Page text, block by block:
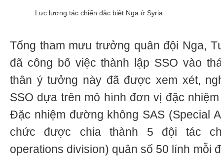
Lực lượng tác chiến đặc biệt Nga ở Syria
Tổng tham mưu trưởng quân đội Nga,
đã công bố việc thành lập SSO vào
thân ý tưởng này đã được xem xét,
SSO dựa trên mô hình đơn vị đặc
Đặc nhiệm đường không SAS (Special
chức được chia thành 5 đội tác
operations division) quân số 50 lính mỗi